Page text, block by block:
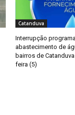
Catanduva
Interrupção
abastecimento de
bairros de
feira (5)